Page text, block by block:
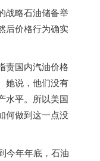
战略石油储备举
价格行为确实
责国内汽油价格
她说，他们没有
水平。所以美国
何做到这一点没
年年底，石油